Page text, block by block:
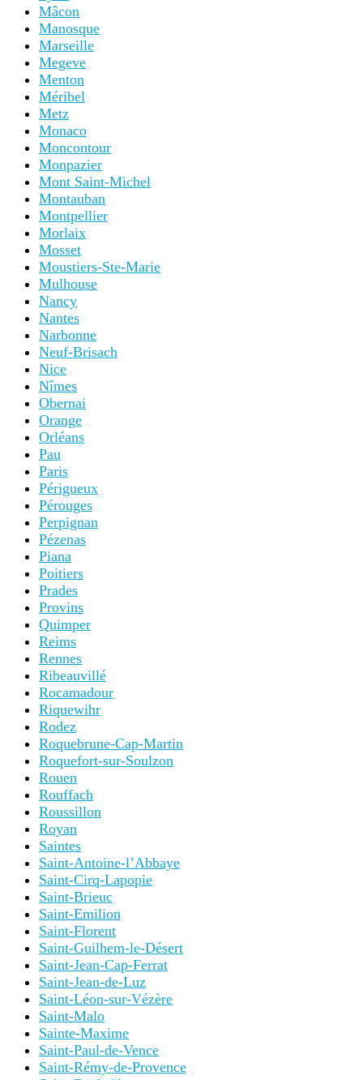
Mâcon
Manosque
Marseille
Megeve
Menton
Méribel
Metz
Monaco
Moncontour
Monpazier
Mont Saint-Michel
Montauban
Montpellier
Morlaix
Mosset
Moustiers-Ste-Marie
Mulhouse
Nancy
Nantes
Narbonne
Neuf-Brisach
Nice
Nîmes
Obernai
Orange
Orléans
Pau
Paris
Périgueux
Pérouges
Perpignan
Pézenas
Piana
Poitiers
Prades
Provins
Quimper
Reims
Rennes
Ribeauvillé
Rocamadour
Riquewihr
Rodez
Roquebrune-Cap-Martin
Roquefort-sur-Soulzon
Rouen
Rouffach
Roussillon
Royan
Saintes
Saint-Antoine-l’Abbaye
Saint-Cirq-Lapopie
Saint-Brieuc
Saint-Emilion
Saint-Florent
Saint-Guilhem-le-Désert
Saint-Jean-Cap-Ferrat
Saint-Jean-de-Luz
Saint-Léon-sur-Vézère
Saint-Malo
Sainte-Maxime
Saint-Paul-de-Vence
Saint-Rémy-de-Provence